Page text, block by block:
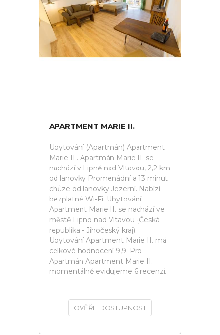
APARTMENT MARIE II.
Ubytování (Apartmán) Apartment
Marie II.. Apartmán Marie II. se
nachází v Lipně nad Vltavou, 2,2 km
od lanovky Promenádní a 13 minut
chůze od lanovky Jezerní. Nabízí
bezplatné Wi-Fi. Ubytování
Apartment Marie II. se nachází ve
městě Lipno nad Vltavou (Česká
republika - Jihočeský kraj).
Ubytování Apartment Marie II. má
celkové hodnocení 9,9. Pro
Apartmán Apartment Marie II.
momentálně evidujeme 6 recenzí.
OVĚŘIT DOSTUPNOST